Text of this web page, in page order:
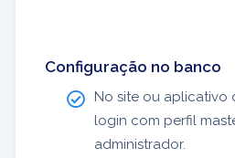
Configuração no banco
No site ou aplicativo
login com perfil
administrador.